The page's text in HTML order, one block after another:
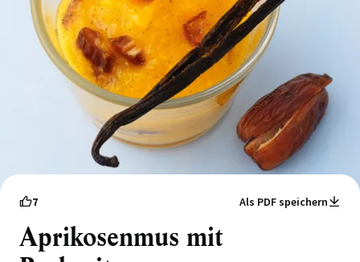
7 Als PDF speichern
Aprikosenmus mit